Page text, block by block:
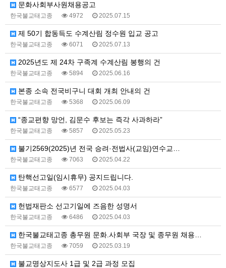
문화사회부사원채용공고
한국불교태고종 4972 2025.07.15
제 50기 합동득도 수계산림 정수원 입교 공고
한국불교태고종 6071 2025.07.13
2025년도 제 24차 구족계 수계산림 봉행의 건
한국불교태고종 5894 2025.06.16
본종 소속 전국비구니 대회 개최 안내의 건
한국불교태고종 5368 2025.06.09
“종교편향 망언, 김문수 후보는 즉각 사과하라”
한국불교태고종 5857 2025.05.23
불기2569(2025)년 전국 승려·전법사(교임)연수교…
한국불교태고종 7063 2025.04.22
탄핵선고일(임시휴무) 공지드립니다.
한국불교태고종 6577 2025.04.03
헌법재판소 선고기일에 즈음한 성명서
한국불교태고종 6486 2025.04.03
한국불교태고종 총무원 문화.사회부 국장 및 종무원 채용…
한국불교태고종 7059 2025.03.19
불교명상지도사 1급 및 2급 과정 모집